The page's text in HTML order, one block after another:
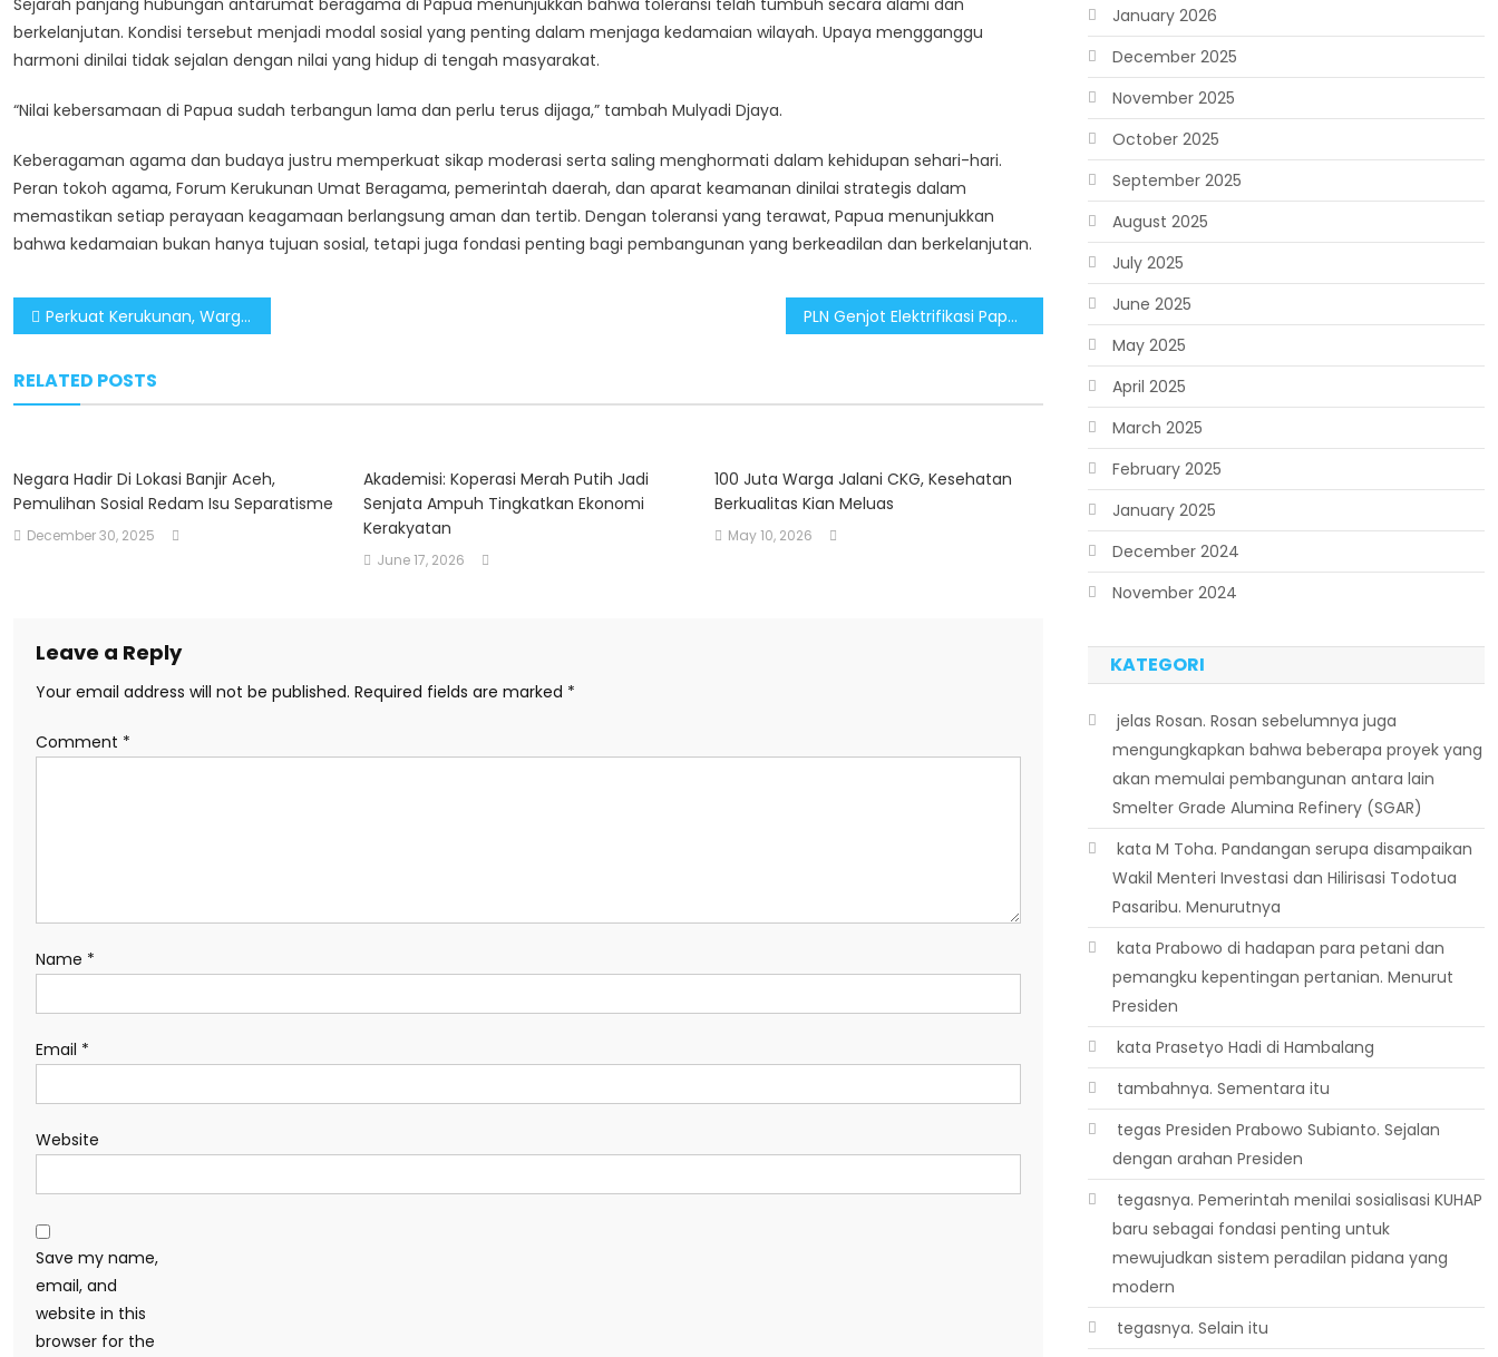
Sejarah panjang hubungan antarumat beragama di Papua menunjukkan bahwa toleransi telah tumbuh secara alami dan
berkelanjutan. Kondisi tersebut menjadi modal sosial yang penting dalam menjaga kedamaian wilayah. Upaya mengganggu
harmoni dinilai tidak sejalan dengan nilai yang hidup di tengah masyarakat.
“Nilai kebersamaan di Papua sudah terbangun lama dan perlu terus dijaga,” tambah Mulyadi Djaya.
Keberagaman agama dan budaya justru memperkuat sikap moderasi serta saling menghormati dalam kehidupan sehari-hari.
Peran tokoh agama, Forum Kerukunan Umat Beragama, pemerintah daerah, dan aparat keamanan dinilai strategis dalam
memastikan setiap perayaan keagamaan berlangsung aman dan tertib. Dengan toleransi yang terawat, Papua menunjukkan
bahwa kedamaian bukan hanya tujuan sosial, tetapi juga fondasi penting bagi pembangunan yang berkeadilan dan berkelanjutan.
Post
Perkuat Kerukunan, Warga Papua Tengah Diajak Jaga Toleransi Antarumat Beragama PLN Genjot Elektrifikasi Papua, 4.200 Kampung Ditargetkan Nikmati Listrik
RELATED POSTS
Negara Hadir Di Lokasi Banjir Aceh,
Pemulihan Sosial Redam Isu Separatisme
December 30, 2025
Akademisi: Koperasi Merah Putih Jadi
Senjata Ampuh Tingkatkan Ekonomi
Kerakyatan
June 17, 2026
100 Juta Warga Jalani CKG, Kesehatan
Berkualitas Kian Meluas
May 10, 2026
Leave a Reply
Your email address will not be published. Required fields are marked *
Comment *
Name *
Email *
Website
Save my name,
email, and
website in this
browser for the
January 2026
December 2025
November 2025
October 2025
September 2025
August 2025
July 2025
June 2025
May 2025
April 2025
March 2025
February 2025
January 2025
December 2024
November 2024
KATEGORI
 jelas Rosan. Rosan sebelumnya juga
mengungkapkan bahwa beberapa proyek yang
akan memulai pembangunan antara lain
Smelter Grade Alumina Refinery (SGAR)
 kata M Toha. Pandangan serupa disampaikan
Wakil Menteri Investasi dan Hilirisasi Todotua
Pasaribu. Menurutnya
 kata Prabowo di hadapan para petani dan
pemangku kepentingan pertanian. Menurut
Presiden
 kata Prasetyo Hadi di Hambalang
 tambahnya. Sementara itu
 tegas Presiden Prabowo Subianto. Sejalan
dengan arahan Presiden
 tegasnya. Pemerintah menilai sosialisasi KUHAP
baru sebagai fondasi penting untuk
mewujudkan sistem peradilan pidana yang
modern
 tegasnya. Selain itu